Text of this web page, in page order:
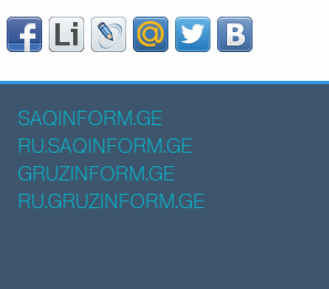
SAQINFORM.GE
RU.SAQINFORM.GE
GRUZINFORM.GE
RU.GRUZINFORM.GE